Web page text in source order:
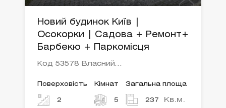
Новий будинок Київ |
Осокорки | Садова + Ремонт+
Барбекю + Паркомісця
Код 53578 Власний…
Поверховість
2
Кімнат
5
Загальна площа
237 Кв.м.